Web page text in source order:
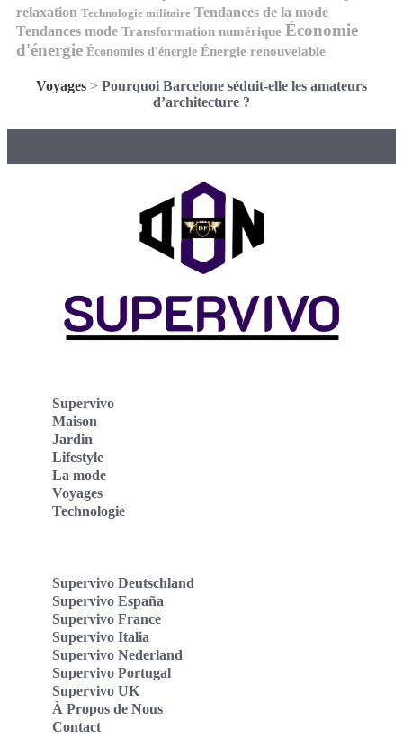
relaxation Technologie militaire Tendances de la mode
Tendances mode Transformation numérique Économie
d'énergie Économies d'énergie Énergie renouvelable
Voyages > Pourquoi Barcelone séduit-elle les amateurs
d’architecture ?
Supervivo
Maison
Jardin
Lifestyle
La mode
Voyages
Technologie
Supervivo Deutschland
Supervivo España
Supervivo France
Supervivo Italia
Supervivo Nederland
Supervivo Portugal
Supervivo UK
À Propos de Nous
Contact